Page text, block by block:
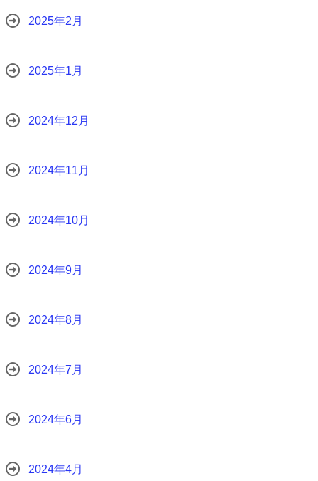
2025年2月
2025年1月
2024年12月
2024年11月
2024年10月
2024年9月
2024年8月
2024年7月
2024年6月
2024年4月